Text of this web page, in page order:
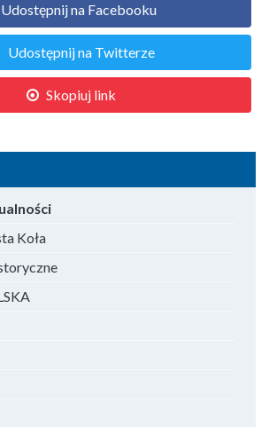
Udostępnij na Facebooku
Udostępnij na Twitterze
Skopiuj link
Koła